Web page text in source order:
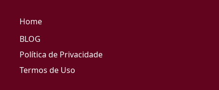
Home
BLOG
Política de Privacidade
Termos de Uso